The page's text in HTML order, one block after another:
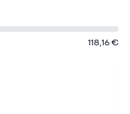
118,16 €